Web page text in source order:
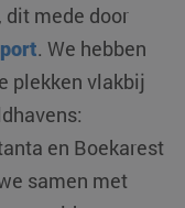
dit mede door
. We hebben
plekken vlakbij
en Boekarest
samen met